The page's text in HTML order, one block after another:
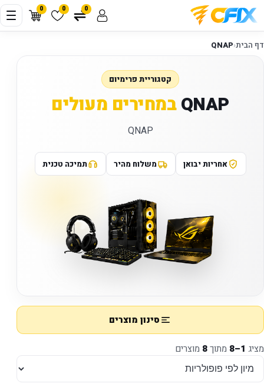
0 0 0
דף הבית‹
QNAP
קטגוריית פרימיום
QNAPבמחירים מעולים
QNAP
אחריות יבואן משלוח מהיר תמיכה טכנית
סינון מוצרים
מציג 1–8 מתוך8 מוצרים